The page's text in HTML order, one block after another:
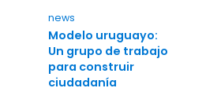
news
Modelo uruguayo:
Un grupo de trabajo
para construir
ciudadanía